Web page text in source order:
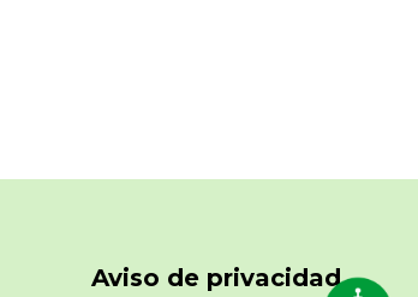
Aviso de privacidad